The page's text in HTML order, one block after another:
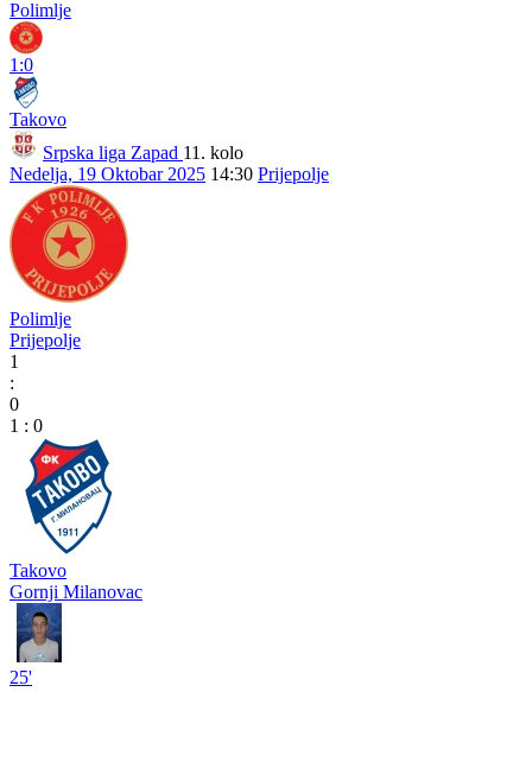
Polimlje
1:0
Takovo
Srpska liga Zapad 11. kolo
Nedelja, 19 Oktobar 2025 14:30 Prijepolje
Polimlje
Prijepolje
1
:
0
1 : 0
Takovo
Gornji Milanovac
25'